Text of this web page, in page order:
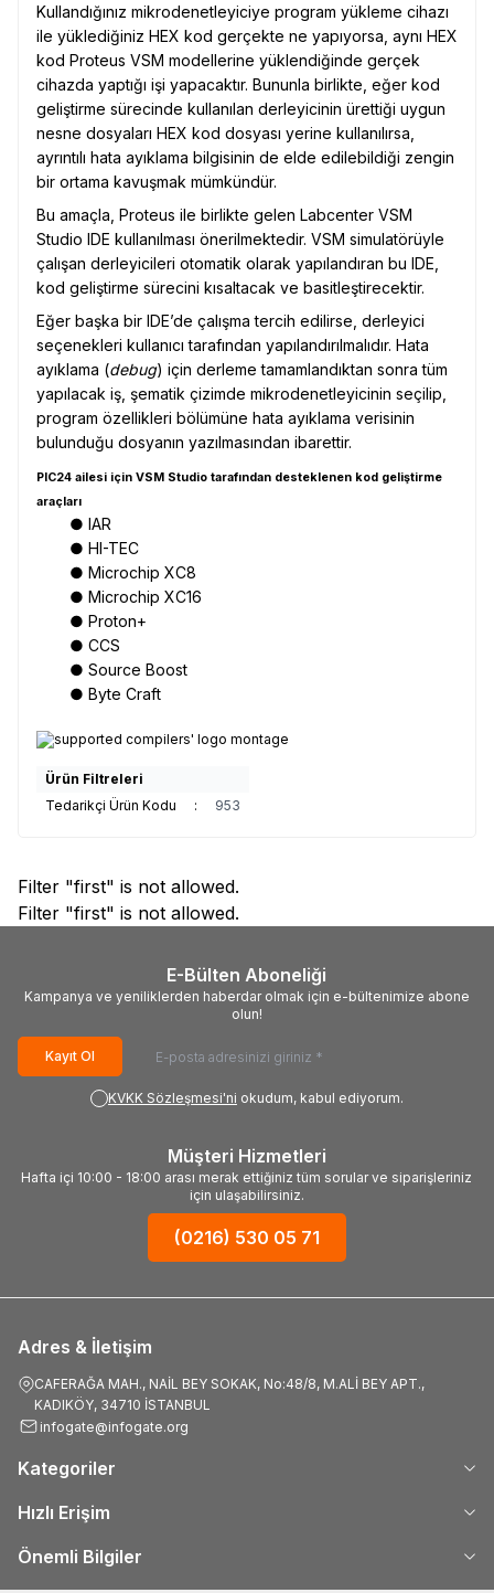
Kullandığınız mikrodenetleyiciye program yükleme cihazı
ile yüklediğiniz HEX kod gerçekte ne yapıyorsa, aynı HEX
kod Proteus VSM modellerine yüklendiğinde gerçek
cihazda yaptığı işi yapacaktır. Bununla birlikte, eğer kod
geliştirme sürecinde kullanılan derleyicinin ürettiği uygun
nesne dosyaları HEX kod dosyası yerine kullanılırsa,
ayrıntılı hata ayıklama bilgisinin de elde edilebildiği zengin
bir ortama kavuşmak mümkündür.
Bu amaçla, Proteus ile birlikte gelen Labcenter VSM
Studio IDE kullanılması önerilmektedir. VSM simulatörüyle
çalışan derleyicileri otomatik olarak yapılandıran bu IDE,
kod geliştirme sürecini kısaltacak ve basitleştirecektir.
Eğer başka bir IDE’de çalışma tercih edilirse, derleyici
seçenekleri kullanıcı tarafından yapılandırılmalıdır. Hata
ayıklama (debug) için derleme tamamlandıktan sonra tüm
yapılacak iş, şematik çizimde mikrodenetleyicinin seçilip,
program özellikleri bölümüne hata ayıklama verisinin
bulunduğu dosyanın yazılmasından ibarettir.
PIC24 ailesi için VSM Studio tarafından desteklenen kod geliştirme
araçları
● IAR
● HI-TEC
● Microchip XC8
● Microchip XC16
● Proton+
● CCS
● Source Boost
● Byte Craft
Ürün Filtreleri
Tedarikçi Ürün Kodu
: 953
Filter "first" is not allowed.
Filter "first" is not allowed.
E-Bülten Aboneliği
Kampanya ve yeniliklerden haberdar olmak için e-bültenimize abone
olun!
Kayıt Ol
KVKK Sözleşmesi'ni okudum, kabul ediyorum.
Müşteri Hizmetleri
Hafta içi 10:00 - 18:00 arası merak ettiğiniz tüm sorular ve siparişleriniz
için ulaşabilirsiniz.
(0216) 530 05 71
Adres & İletişim
CAFERAĞA MAH., NAİL BEY SOKAK, No:48/8, M.ALİ BEY APT.,
KADIKÖY, 34710 İSTANBUL
infogate@infogate.org
Kategoriler
Hızlı Erişim
Önemli Bilgiler